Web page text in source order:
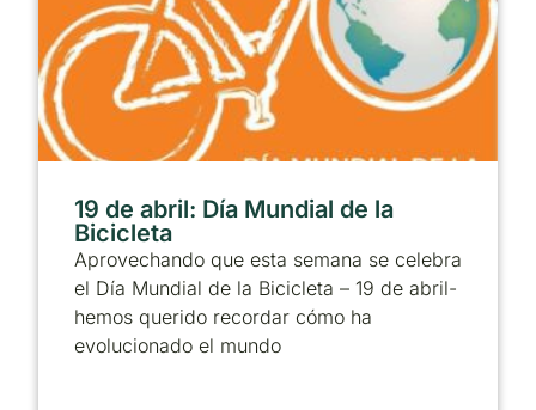
19 de abril: Día Mundial de la
Bicicleta
Aprovechando que esta semana se celebra
el Día Mundial de la Bicicleta – 19 de abril-
hemos querido recordar cómo ha
evolucionado el mundo